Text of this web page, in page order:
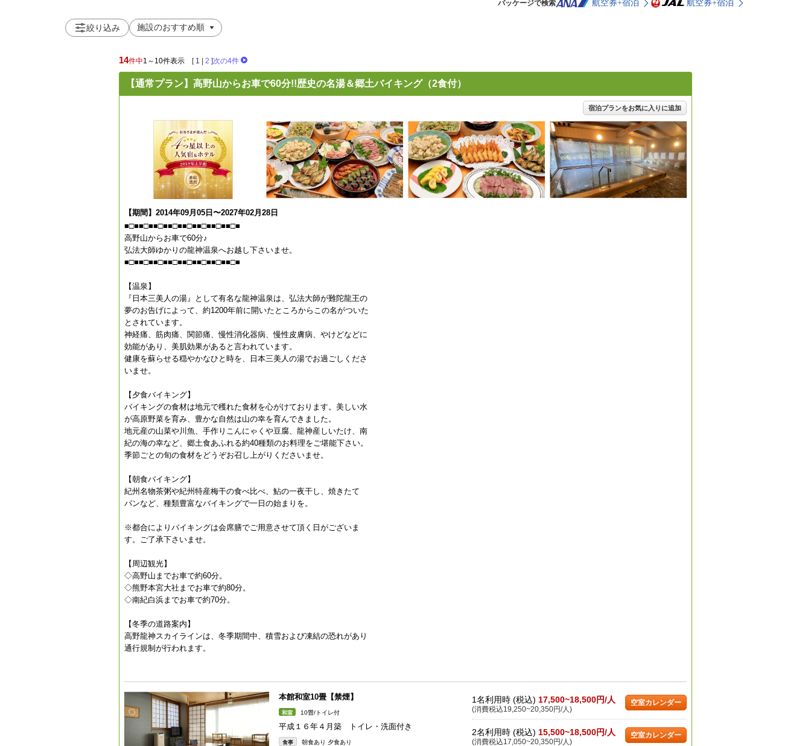
パッケージで検索 航空券+宿泊 航空券+宿泊
絞り込み
14件中1～10件表示 [ 1 2 ]次の4件
【通常プラン】高野山からお車で60分!!歴史の名湯＆郷土バイキング（2食付）
宿泊プランをお気に入りに追加
【期間】2014年09月05日〜2027年02月28日
■□■■□■■□■■□■■□■■□■■□■■□■
高野山からお車で60分♪
弘法大師ゆかりの龍神温泉へお越し下さいませ。
■□■■□■■□■■□■■□■■□■■□■■□■
【温泉】
『日本三美人の湯』として有名な龍神温泉は、弘法大師が難陀龍王の
夢のお告げによって、約1200年前に開いたところからこの名がついた
とされています。
神経痛、筋肉痛、関節痛、慢性消化器病、慢性皮膚病、やけどなどに
効能があり、美肌効果があると言われています。
健康を蘇らせる穏やかなひと時を、日本三美人の湯でお過ごしくださ
いませ。
【夕食バイキング】
バイキングの食材は地元で穫れた食材を心がけております。美しい水
が高原野菜を育み、豊かな自然は山の幸を育んできました。
地元産の山菜や川魚、手作りこんにゃくや豆腐、龍神産しいたけ、南
紀の海の幸など、郷土食あふれる約40種類のお料理をご堪能下さい。
季節ごとの旬の食材をどうぞお召し上がりくださいませ。
【朝食バイキング】
紀州名物茶粥や紀州特産梅干の食べ比べ、鮎の一夜干し、焼きたて
パンなど、種類豊富なバイキングで一日の始まりを。
※都合によりバイキングは会席膳でご用意させて頂く日がございま
す。ご了承下さいませ。
【周辺観光】
◇高野山までお車で約60分。
◇熊野本宮大社までお車で約80分。
◇南紀白浜までお車で約70分。
【冬季の道路案内】
高野龍神スカイラインは、冬季期間中、積雪および凍結の恐れがあり
通行規制が行われます。
本館和室10畳【禁煙】
和室 10畳/トイレ付
平成１６年４月築 トイレ・洗面付き
食事 朝食あり 夕食あり
1名利用時 (税込) 17,500~18,500円/人
(消費税込19,250~20,350円/人)
空室カレンダー
2名利用時 (税込) 15,500~18,500円/人
(消費税込17,050~20,350円/人)
空室カレンダー